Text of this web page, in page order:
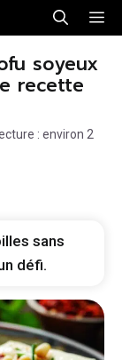
soyeux
recette
: environ 2
sans
défi.